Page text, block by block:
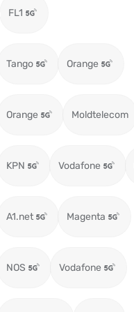
FL1
Tango Orange
Orange Moldtelecom
KPN Vodafone
A1.net Magenta
NOS Vodafone